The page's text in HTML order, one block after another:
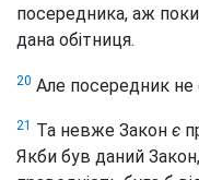
посередника, аж
дана обітниця.
20 Але посередник не
21 Та невже Закон є
Якби був даний